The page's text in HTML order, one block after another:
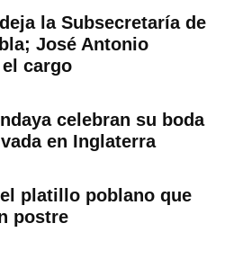
la Subsecretaría de
José Antonio
cargo
celebran su boda
en Inglaterra
platillo poblano que
postre